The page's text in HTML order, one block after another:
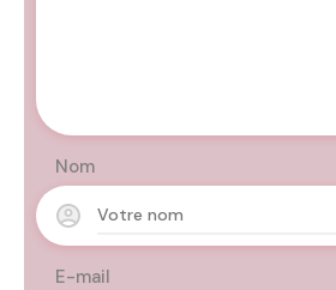
Nom
E-mail